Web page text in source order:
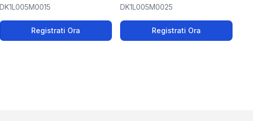
DK1L005M0015
Registrati Ora
DK1L005M0025
Registrati Ora